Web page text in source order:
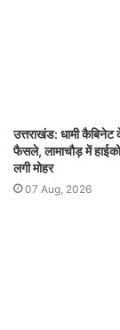
उत्तराखंड: धामी कैबिनेट
फैसले, लामाचौड़ में
लगी मोहर
07 Aug, 2026